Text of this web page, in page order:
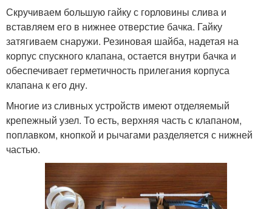
Скручиваем большую гайку с горловины слива и
вставляем его в нижнее отверстие бачка. Гайку
затягиваем снаружи. Резиновая шайба, надетая на
корпус спускного клапана, остается внутри бачка и
обеспечивает герметичность прилегания корпуса
клапана к его дну.
Многие из сливных устройств имеют отделяемый
крепежный узел. То есть, верхняя часть с клапаном,
поплавком, кнопкой и рычагами разделяется с нижней
частью.